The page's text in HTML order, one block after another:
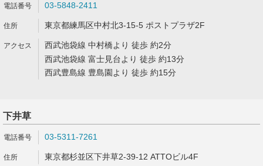
03-5848-2411
東京都練馬区中村北3-15-5 ポストプラザ2F
西武池袋線 中村橋より 徒歩 約2分
西武池袋線 富士見台より 徒歩 約13分
西武豊島線 豊島園より 徒歩 約15分
下井草
03-5311-7261
東京都杉並区下井草2-39-12 ATTOビル4F